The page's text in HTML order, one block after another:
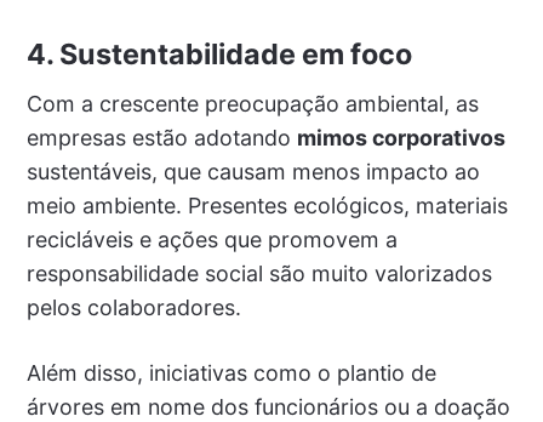
4. Sustentabilidade em foco
Com a crescente preocupação ambiental, as
empresas estão adotando mimos corporativos
sustentáveis, que causam menos impacto ao
meio ambiente. Presentes ecológicos, materiais
recicláveis e ações que promovem a
responsabilidade social são muito valorizados
pelos colaboradores.
Além disso, iniciativas como o plantio de
árvores em nome dos funcionários ou a doação